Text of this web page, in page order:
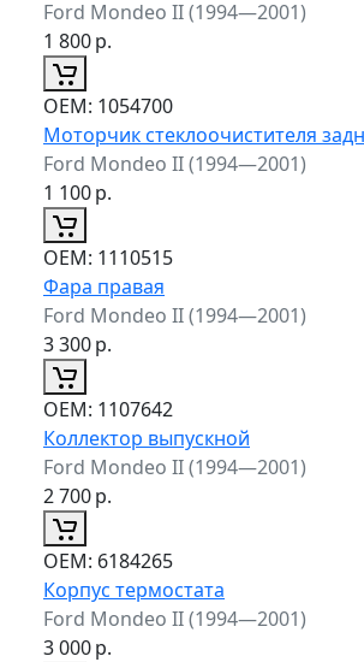
Ford Mondeo II (1994—2001)
1 800р.
ОЕМ: 1054700
Моторчик стеклоочистителя
Ford Mondeo II (1994—2001)
1 100р.
ОЕМ: 1110515
Фара правая
Ford Mondeo II (1994—2001)
3 300р.
ОЕМ: 1107642
Коллектор выпускной
Ford Mondeo II (1994—2001)
2 700р.
ОЕМ: 6184265
Корпус термостата
Ford Mondeo II (1994—2001)
3 000р.